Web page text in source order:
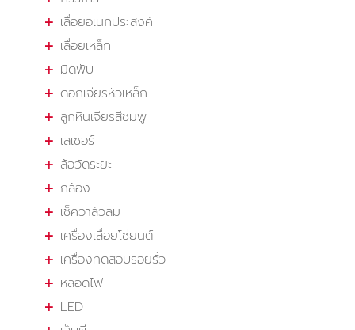
เลื่อยอเนกประสงค์
เลื่อยเหล็ก
มีดพับ
ดอกเจียรหัวเหล็ก
ลูกหินเจียรสีชมพู
เลเซอร์
ล้อวัดระยะ
กล้อง
เช็ควาล์วลม
เครื่องเลื่อยโซ่ยนต์
เครื่องทดสอบรอยรั่ว
หลอดไฟ
LED